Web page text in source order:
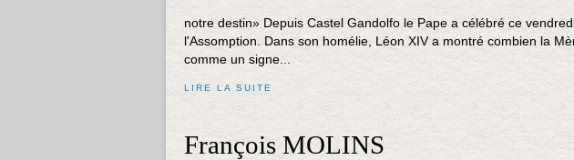
notre destin» Depuis Castel Gandolfo le Pape a célébré ce
l'Assomption. Dans son homélie, Léon XIV a montré combien la
comme un signe...
LIRE LA SUITE
François MOLINS